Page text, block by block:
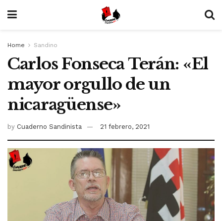
Home Sandino
Carlos Fonseca Terán: «El
mayor orgullo de un
nicaragüense»
by Cuaderno Sandinista 21 febrero, 2021